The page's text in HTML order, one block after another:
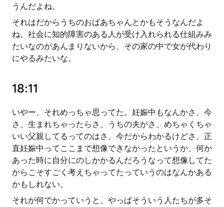
うんだよね。
それはだからうちのおばあちゃんとかもそうなんだよ
ね。社会に知的障害のある人が受け入れられる仕組みみ
たいなのがあんまりないから、その家の中で女が代わり
にやるみたいな。
18:11
いやー、それめっちゃ思ってた。妊娠中もなんかさ、今
さ、生まれちゃったらさ、うちの夫がさ、めちゃくちゃ
いい父親してるってのはさ、今だからわかるけどさ、正
直妊娠中ってここまで想像できなかったというか、何か
あった時に自分にのしかかるんだろうなって想像してた
からこそすごく考えちゃってたっていうのはなんかある
かもしれない。
それが何でかっていうと、やっぱそういう人たちが多そ